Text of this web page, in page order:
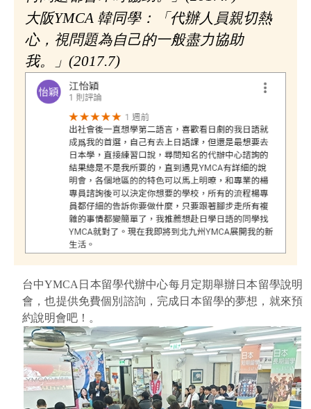
大阪YMCA 韓同學：「代辦人員親切熱
心，視問題為自己的一般盡力協助
我。」(2017.7)
台中YMCA日本留學代辦中心每月定期舉辦日本留學說明
會，也提供免費個別諮詢，完成日本留學的夢想，就來預
約說明會吧！。